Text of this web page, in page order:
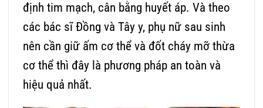
định tim mạch, cân bằng huyết áp. Và theo
các bác sĩ Đồng và Tây y, phụ nữ sau sinh
nên cần giữ ấm cơ thể và đốt cháy mỡ thừa
cơ thể thì đây là phương pháp an toàn và
hiệu quả nhất.